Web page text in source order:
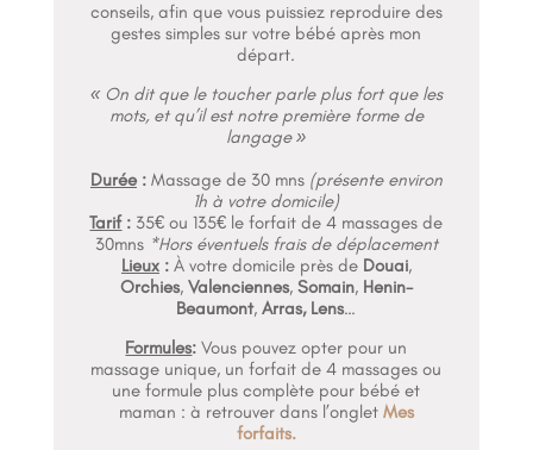
conseils, afin que vous puissiez reproduire des
gestes simples sur votre bébé après mon
départ.
« On dit que le toucher parle plus fort que les
mots, et qu’il est notre première forme de
langage »
Durée: Massage de 30 mns (présente environ
1h à votre domicile)
Tarif: 35€ ou 135€ le forfait de 4 massages de
30mns *Hors éventuels frais de déplacement
Lieux:À votre domicile près de Douai,
Orchies, Valenciennes, Somain, Henin-
Beaumont,Arras, Lens…
Formules: Vous pouvez opter pour un
massage unique, un forfait de 4 massagesou
une formule plus complète pour bébé et
maman : à retrouver dans l’onglet Mes
forfaits.